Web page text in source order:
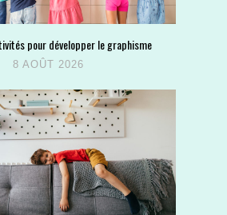
pour développer le graphisme
8 AOÛT 2026